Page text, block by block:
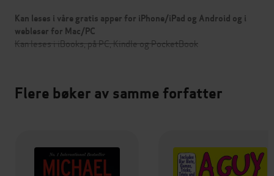
Kan leses i våre gratis apper for iPhone/iPad og Android og i
webleser for Mac/PC
Kan leses i iBooks, på PC, Kindle og PocketBook
Flere bøker av samme forfatter